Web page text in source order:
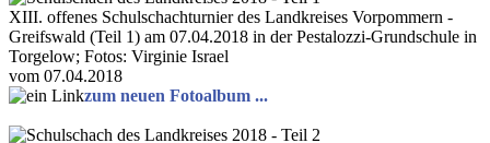
XIII. offenes Schulschachturnier des Landkreises Vorpommern -
Greifswald (Teil 1) am 07.04.2018 in der Pestalozzi-Grundschule in
Torgelow; Fotos: Virginie Israel
vom 07.04.2018
zum neuen Fotoalbum ...